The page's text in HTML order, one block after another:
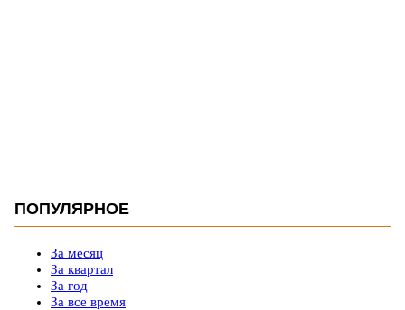
ПОПУЛЯРНОЕ
За месяц
За квартал
За год
За все время